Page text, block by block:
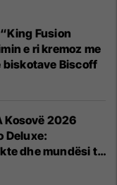
Fusion
e ri kremoz me
biskotave Biscoff
Kosovë 2026
Deluxe:
dhe mundësi të
gastronomi